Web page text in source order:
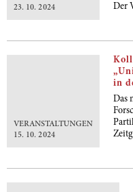
23. 10. 2024
Der
VERANSTALTUNGEN
15. 10. 2024
in
Das